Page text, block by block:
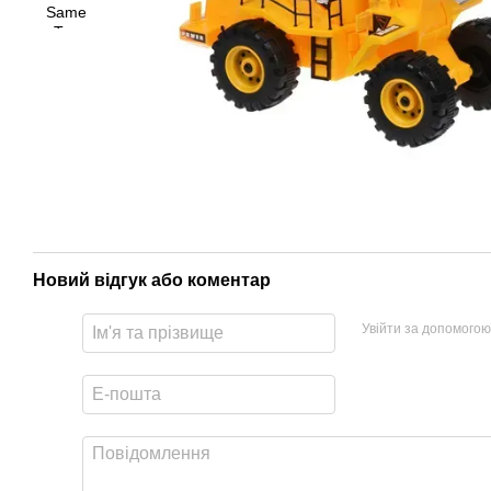
Новий відгук або коментар
Увійти за допомогою